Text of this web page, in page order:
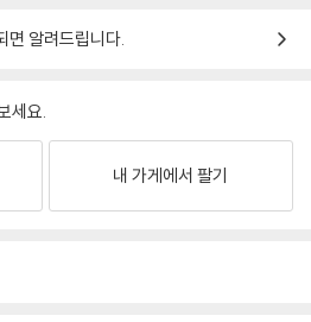
면 알려드립니다.
세요.
내 가게에서 팔기